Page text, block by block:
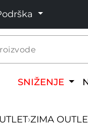
SNIŽENJE
›ZIMA